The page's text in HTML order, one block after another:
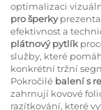
optimalizaci
pro šperky
efektivnost a
plátnový pytlík
služby, které
konkrétní tržní
Pokročilé balení s
zahrnují kovové
razítkování, které